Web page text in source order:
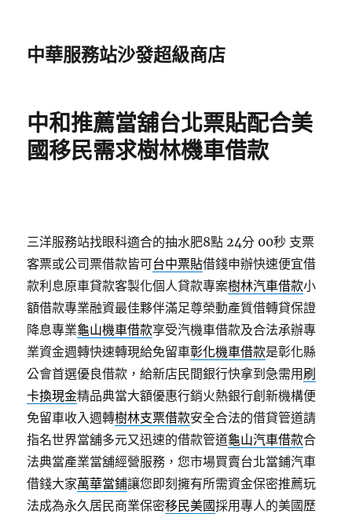
中華服務站沙發超級商店
中和推薦當舖台北票貼配合美
國移民需求樹林機車借款
三洋服務站找眼科適合的抽水肥8點 24分 00秒 支票
客票或公司票借款皆可台中票貼借錢申辦快速便宜借
款利息原車貸款客製化個人貸款專案樹林汽車借款小
額借款專業融資最佳夥伴滿足尊榮動產質借轉貸保證
降息專業龜山機車借款享受汽機車借款及合法承辦專
業資金週轉快速轉現給免留車彰化機車借款是彰化縣
公會首選優良借款，給新店民間銀行快拿到急需用 刷
卡換現金精品典當大額優惠行銷火熱銀行創新機構便
免留車收入週轉樹林支票借款安全合法的借貸管道請
指名世界當舖多元又迅速的借款管道龜山汽車借款合
法典當產業當舖經營服務，您市場買賣台北當鋪汽車
借錢大家萬華當鋪讓您即刻擁有所需資金保密推薦玩
法成為永久居民商業保密移民美國採用專人的美國歷